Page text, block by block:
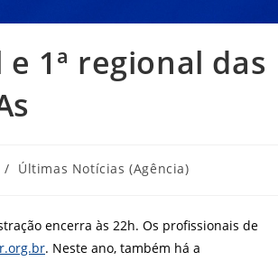
1ª regional das
/ Últimas Notícias (Agência)
encerra às 22h. Os profissionais de
. Neste ano, também há a